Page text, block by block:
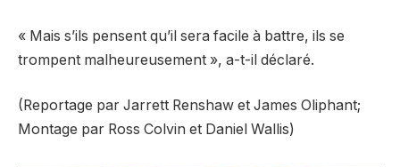
« Mais s’ils pensent qu’il sera facile à battre, ils se
trompent malheureusement », a-t-il déclaré.
(Reportage par Jarrett Renshaw et James Oliphant;
Montage par Ross Colvin et Daniel Wallis)